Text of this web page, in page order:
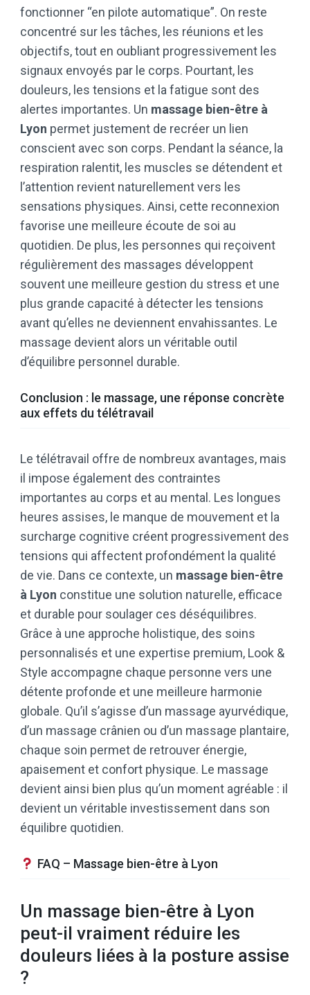
fonctionner “en pilote automatique”. On reste
concentré sur les tâches, les réunions et les
objectifs, tout en oubliant progressivement les
signaux envoyés par le corps. Pourtant, les
douleurs, les tensions et la fatigue sont des
alertes importantes. Un massage bien-être à
Lyon permet justement de recréer un lien
conscient avec son corps. Pendant la séance, la
respiration ralentit, les muscles se détendent et
l’attention revient naturellement vers les
sensations physiques. Ainsi, cette reconnexion
favorise une meilleure écoute de soi au
quotidien. De plus, les personnes qui reçoivent
régulièrement des massages développent
souvent une meilleure gestion du stress et une
plus grande capacité à détecter les tensions
avant qu’elles ne deviennent envahissantes. Le
massage devient alors un véritable outil
d’équilibre personnel durable.
Conclusion : le massage, une réponse concrète
aux effets du télétravail
Le télétravail offre de nombreux avantages, mais
il impose également des contraintes
importantes au corps et au mental. Les longues
heures assises, le manque de mouvement et la
surcharge cognitive créent progressivement des
tensions qui affectent profondément la qualité
de vie. Dans ce contexte, un massage bien-être
à Lyon constitue une solution naturelle, efficace
et durable pour soulager ces déséquilibres.
Grâce à une approche holistique, des soins
personnalisés et une expertise premium, Look &
Style accompagne chaque personne vers une
détente profonde et une meilleure harmonie
globale. Qu’il s’agisse d’un massage ayurvédique,
d’un massage crânien ou d’un massage plantaire,
chaque soin permet de retrouver énergie,
apaisement et confort physique. Le massage
devient ainsi bien plus qu’un moment agréable : il
devient un véritable investissement dans son
équilibre quotidien.
FAQ – Massage bien-être à Lyon
Un massage bien-être à Lyon
peut-il vraiment réduire les
douleurs liées à la posture assise
?